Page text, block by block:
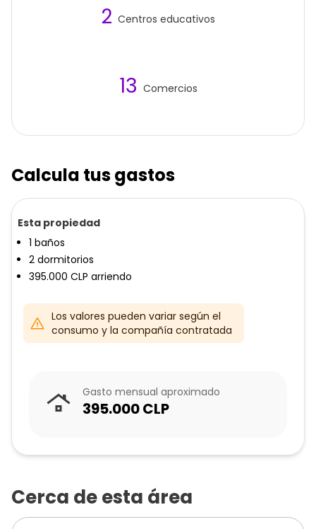
2 Centros educativos
13 Comercios
Calcula tus gastos
Esta propiedad
1 baños
2 dormitorios
395.000 CLP arriendo
Los valores pueden variar según el
consumo y la compañía contratada
Gasto mensual aproximado
395.000CLP
Cerca de esta área